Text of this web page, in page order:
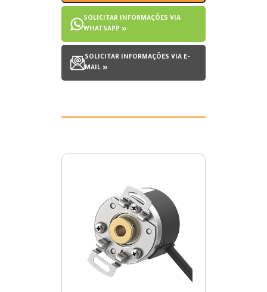
SOLICITAR INFORMAÇÕES VIA
WHATSAPP »
SOLICITAR INFORMAÇÕES VIA E-
MAIL »